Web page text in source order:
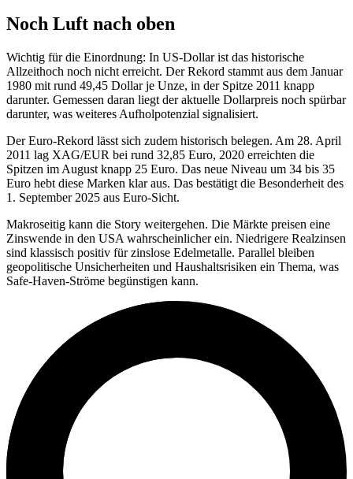
Noch Luft nach oben
Wichtig für die Einordnung: In US-Dollar ist das historische
Allzeithoch noch nicht erreicht. Der Rekord stammt aus dem Januar
1980 mit rund 49,45 Dollar je Unze, in der Spitze 2011 knapp
darunter. Gemessen daran liegt der aktuelle Dollarpreis noch spürbar
darunter, was weiteres Aufholpotenzial signalisiert.
Der Euro-Rekord lässt sich zudem historisch belegen. Am 28. April
2011 lag XAG/EUR bei rund 32,85 Euro, 2020 erreichten die
Spitzen im August knapp 25 Euro. Das neue Niveau um 34 bis 35
Euro hebt diese Marken klar aus. Das bestätigt die Besonderheit des
1. September 2025 aus Euro-Sicht.
Makroseitig kann die Story weitergehen. Die Märkte preisen eine
Zinswende in den USA wahrscheinlicher ein. Niedrigere Realzinsen
sind klassisch positiv für zinslose Edelmetalle. Parallel bleiben
geopolitische Unsicherheiten und Haushaltsrisiken ein Thema, was
Safe-Haven-Ströme begünstigen kann.